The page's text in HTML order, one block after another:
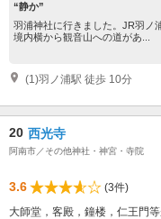
“静か”
羽浦神社に行きました。JR羽ノ
境内横から観音山への道があ...
(1)羽ノ浦駅 徒歩 10分
20 西光寺
阿南市／その他神社・神宮・寺院
3.6
(3件)
大師堂，客殿，鐘楼，仁王門